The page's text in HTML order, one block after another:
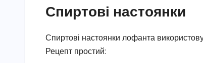
Спиртові настоянки
Спиртові настоянки лофанта
Рецепт простий: